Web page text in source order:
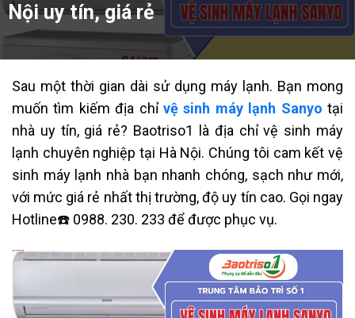
Nội uy tín, giá rẻ
Sau một thời gian dài sử dụng máy lạnh. Bạn mong
muốn tìm kiếm địa chỉ vệ sinh máy lạnh Sanyo tại
nhà uy tín, giá rẻ? Baotriso1 là địa chỉ vệ sinh máy
lạnh chuyên nghiệp tại Hà Nội. Chúng tôi cam kết vệ
sinh máy lạnh nhà bạn nhanh chóng, sạch như mới,
với mức giá rẻ nhất thị trường, độ uy tín cao. Gọi ngay
Hotline☎️ 0988. 230. 233 để được phục vụ.